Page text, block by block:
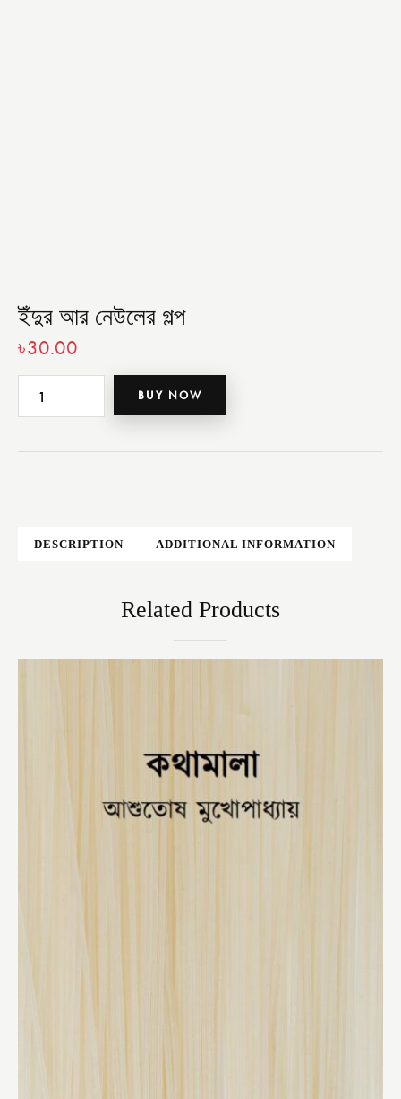
ইঁদুর আর নেউলের গল্প
৳30.00
BUY NOW
DESCRIPTION ADDITIONAL INFORMATION
Related Products